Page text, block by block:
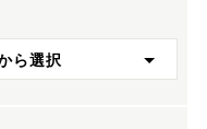
ら選択